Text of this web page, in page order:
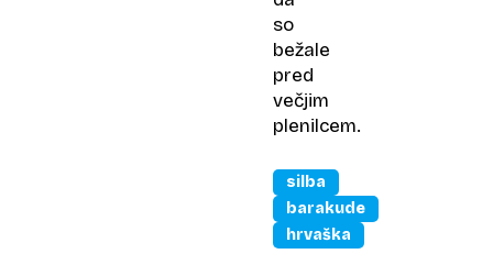
so
bežale
pred
večjim
plenilcem.
silba
barakude
hrvaška